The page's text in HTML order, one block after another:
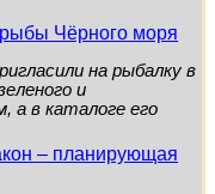
Чёрного моря
на рыбалку в
и
а в каталоге его
– планирующая